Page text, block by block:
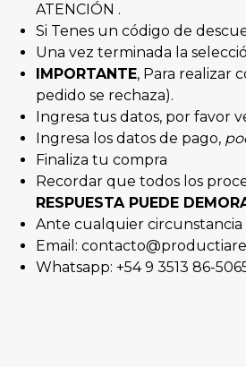
ATENCIÓN .
Si Tenes un código de
Una vez terminada la
IMPORTANTE, Para realizar
pedido se rechaza).
Ingresa tus datos, por favor
Ingresa los datos de pago,
Finaliza tu compra
Recordar que todos los
RESPUESTA PUEDE
Ante cualquier circunstancia
Email:
Whatsapp: +54 9 3513 86-